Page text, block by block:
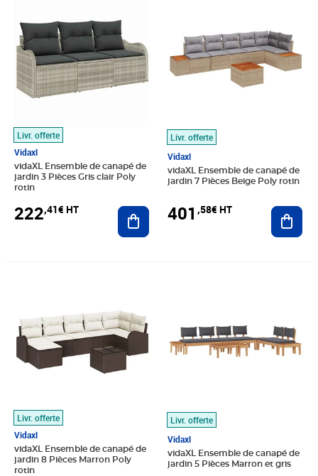
Livr. offerte
Vidaxl
vidaXL Ensemble de canapé de
jardin 3 Pièces Gris clair Poly
rotin
222,41€ HT Ajouter au panier
Livr. offerte
Vidaxl
vidaXL Ensemble de canapé de
jardin 7 Pièces Beige Poly rotin
401 ,58€ HT
Livr. offerte
Vidaxl
vidaXL Ensemble de canapé de
jardin 8 Pièces Marron Poly
rotin
Livr. offerte
Vidaxl
vidaXL Ensemble de canapé de
jardin 5 Pièces Marron et gris